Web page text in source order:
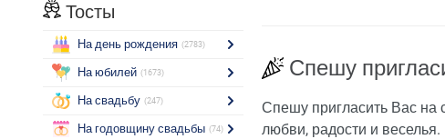
Тосты
На день рождения (2783)
На юбилей (1673)
На свадьбу (247)
На годовщину свадьбы (74)
Спешу
Спешу пригласить Вас на
любви, радости и